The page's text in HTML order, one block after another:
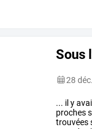
Sous
28
... il y
proches
trouvées
trouvée